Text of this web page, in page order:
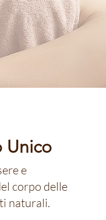
Unico
e
corpo delle
naturali.